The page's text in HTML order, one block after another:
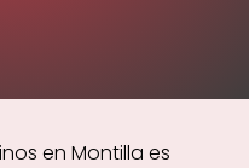
en Montilla es